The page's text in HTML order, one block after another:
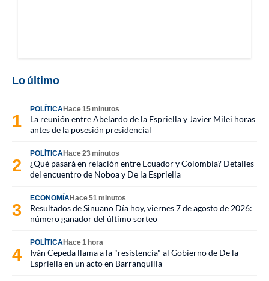
Lo último
POLÍTICAHace 15 minutos
La reunión entre Abelardo de la Espriella y Javier Milei horas
antes de la posesión presidencial
POLÍTICAHace 23 minutos
¿Qué pasará en relación entre Ecuador y Colombia? Detalles
del encuentro de Noboa y De la Espriella
ECONOMÍAHace 51 minutos
Resultados de Sinuano Día hoy, viernes 7 de agosto de 2026:
número ganador del último sorteo
POLÍTICAHace 1 hora
Iván Cepeda llama a la "resistencia" al Gobierno de De la
Espriella en un acto en Barranquilla